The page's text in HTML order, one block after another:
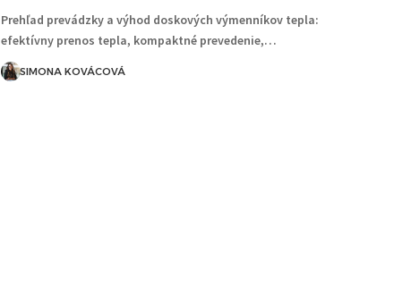
Prehľad prevádzky a výhod doskových výmenníkov tepla:
efektívny prenos tepla, kompaktné prevedenie,…
SIMONA KOVÁCOVÁ